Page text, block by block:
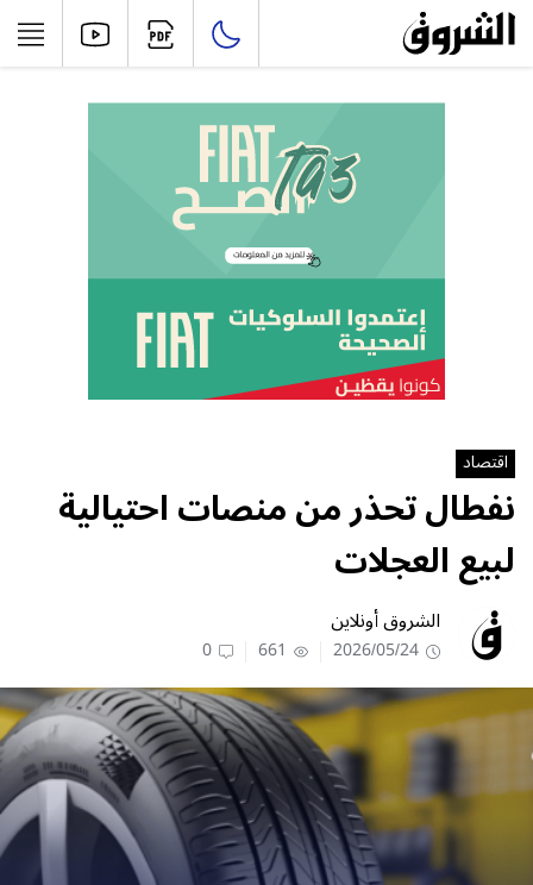
اقتصاد
نفطال تحذر من منصات احتيالية
لبيع العجلات
الشروق أونلاين
2026/05/24
661
0